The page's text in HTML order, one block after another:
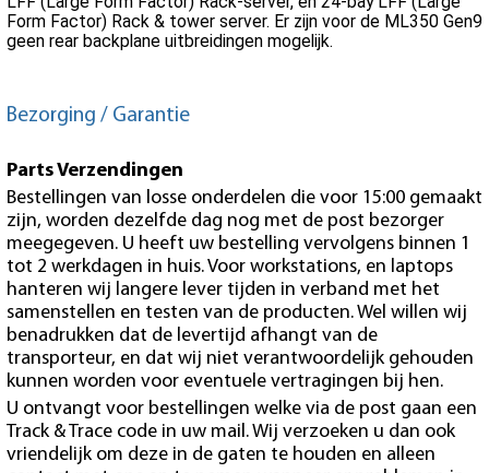
Form Factor) Rack & tower server. Er zijn voor de ML350 Gen9
geen rear backplane uitbreidingen mogelijk.
Bezorging / Garantie
Parts Verzendingen
Bestellingen van losse onderdelen die voor 15:00 gemaakt
zijn, worden dezelfde dag nog met de post bezorger
meegegeven. U heeft uw bestelling vervolgens binnen 1
tot 2 werkdagen in huis. Voor workstations, en laptops
hanteren wij langere lever tijden in verband met het
samenstellen en testen van de producten. Wel willen wij
benadrukken dat de levertijd afhangt van de
transporteur, en dat wij niet verantwoordelijk gehouden
kunnen worden voor eventuele vertragingen bij hen.
U ontvangt voor bestellingen welke via de post gaan een
Track & Trace code in uw mail. Wij verzoeken u dan ook
vriendelijk om deze in de gaten te houden en alleen